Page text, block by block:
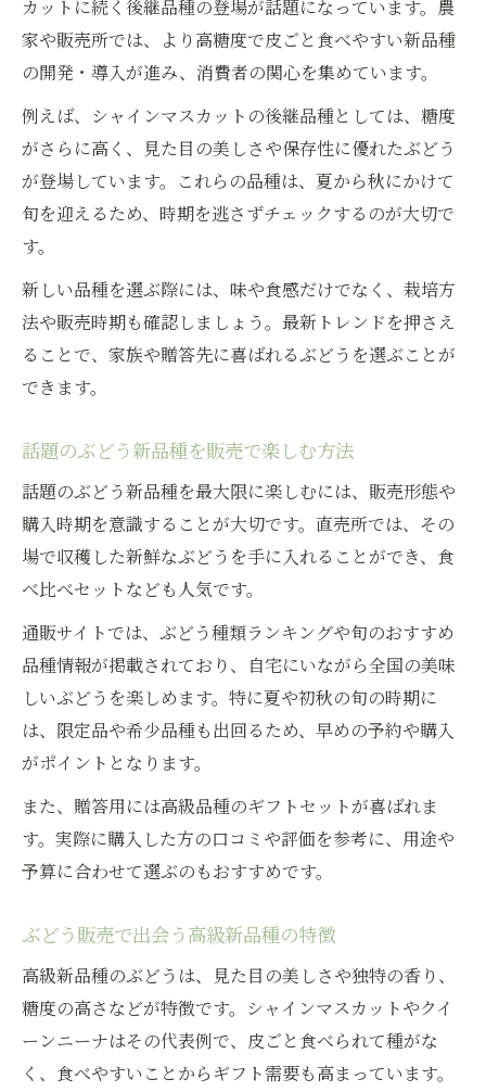
カットに続く後継品種の登場が話題になっています。農
家や販売所では、より高糖度で皮ごと食べやすい新品種
の開発・導入が進み、消費者の関心を集めています。
例えば、シャインマスカットの後継品種としては、糖度
がさらに高く、見た目の美しさや保存性に優れたぶどう
が登場しています。これらの品種は、夏から秋にかけて
旬を迎えるため、時期を逃さずチェックするのが大切で
す。
新しい品種を選ぶ際には、味や食感だけでなく、栽培方
法や販売時期も確認しましょう。最新トレンドを押さえ
ることで、家族や贈答先に喜ばれるぶどうを選ぶことが
できます。
話題のぶどう新品種を販売で楽しむ方法
話題のぶどう新品種を最大限に楽しむには、販売形態や
購入時期を意識することが大切です。直売所では、その
場で収穫した新鮮なぶどうを手に入れることができ、食
べ比べセットなども人気です。
通販サイトでは、ぶどう種類ランキングや旬のおすすめ
品種情報が掲載されており、自宅にいながら全国の美味
しいぶどうを楽しめます。特に夏や初秋の旬の時期に
は、限定品や希少品種も出回るため、早めの予約や購入
がポイントとなります。
また、贈答用には高級品種のギフトセットが喜ばれま
す。実際に購入した方の口コミや評価を参考に、用途や
予算に合わせて選ぶのもおすすめです。
ぶどう販売で出会う高級新品種の特徴
高級新品種のぶどうは、見た目の美しさや独特の香り、
糖度の高さなどが特徴です。シャインマスカットやクイ
ーンニーナはその代表例で、皮ごと食べられて種がな
く、食べやすいことからギフト需要も高まっています。